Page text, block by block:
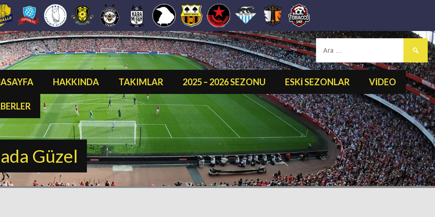
HAKKINDA TAKIMLAR 2025 – 2026 SEZONU ESKI SEZONLAR VIDEO
Güzel